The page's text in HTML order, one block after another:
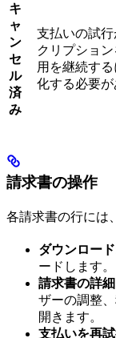
キ
ャ
ン
セ
ル
済
み
支払いの試行
クリプショ
用を継続す
化する必要が
請求書の操作
各請求書の行には
ダウンロード
ードします。
請求書の詳
ザーの調整
開きます。
支払いを再